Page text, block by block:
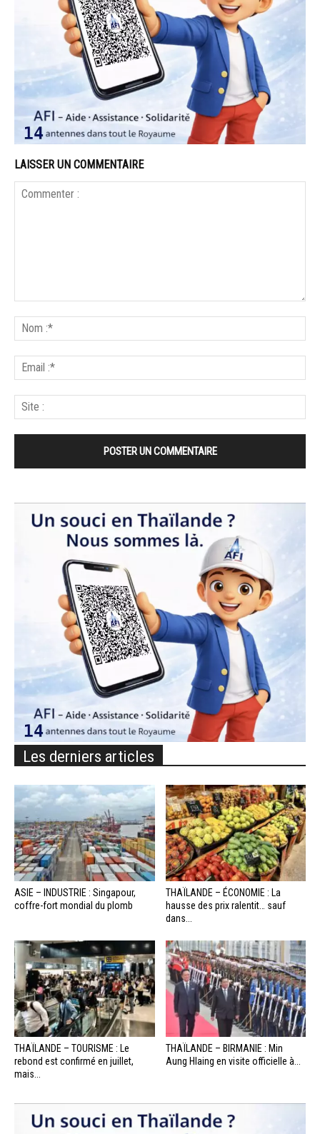
LAISSER UN COMMENTAIRE
Les derniers articles
ASIE – INDUSTRIE : Singapour,
coffre-fort mondial du plomb
THAÏLANDE – ÉCONOMIE : La
hausse des prix ralentit… sauf
dans...
THAÏLANDE – TOURISME : Le
rebond est confirmé en juillet,
mais...
THAÏLANDE – BIRMANIE : Min
Aung Hlaing en visite officielle à...